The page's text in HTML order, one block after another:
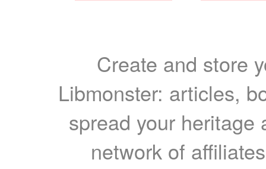
Create and store
Libmonster: articles,
spread your heritage
network of